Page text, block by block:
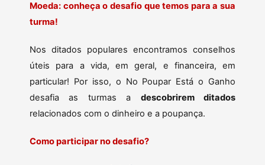
Moeda: conheça o desafio que temos para a sua
turma!
Nos ditados populares encontramos conselhos
úteis para a vida, em geral, e financeira, em
particular! Por isso, o No Poupar Está o Ganho
desafia as turmas a descobrirem ditados
relacionados com o dinheiro e a poupança.
Como participar no desafio?